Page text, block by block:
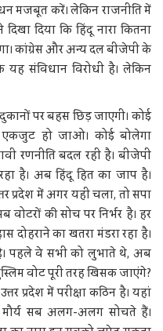
मजबूत करें। लेकिन राजनीति में
दिया कि हिंदू नारा कितना
कांग्रेस और अन्य दल बीजेपी के
संविधान विरोधी है। लेकिन
पर बहस छिड़ जाएगी। कोई
हो जाओ। कोई बोलेगा
रणनीति बदल रही है। बीजेपी
है। अब हिंदू हित का जाप है।
प्रदेश में अगर यही चला, तो सपा
की सोच पर निर्भर है। हर
दोहराने का खतरा मंडरा रहा है।
पहले वे सभी को लुभाते थे, अब
वोट पूरी तरह खिसक जाएंगे?
प्रदेश में परीक्षा कठिन है। यहां
मौर्य सब अलग-अलग सोचते हैं।